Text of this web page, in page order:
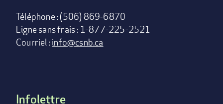
Téléphone : (506) 869-6870
Ligne sans frais : 1-877-225-2521
Courriel :info@csnb.ca
Infolettre